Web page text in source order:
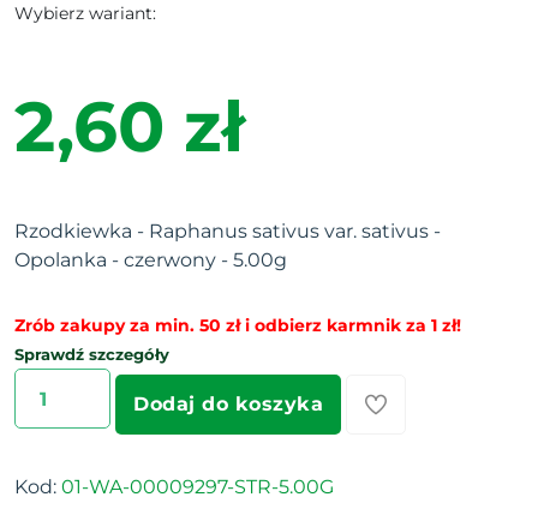
Wybierz wariant:
2,60 zł
Rzodkiewka - Raphanus sativus var. sativus -
Opolanka - czerwony - 5.00g
Zrób zakupy za min. 50 zł i odbierz karmnik za 1 zł!
Sprawdź szczegóły
Dodaj do koszyka
Kod: 01-WA-00009297-STR-5.00G